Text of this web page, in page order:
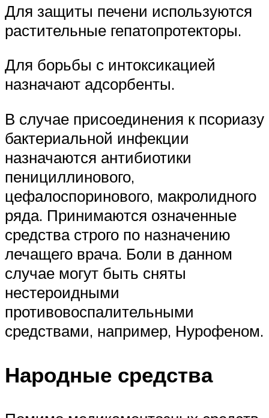
Для защиты печени используются
растительные гепатопротекторы.
Для борьбы с интоксикацией
назначают адсорбенты.
В случае присоединения к псориазу
бактериальной инфекции
назначаются антибиотики
пенициллинового,
цефалоспоринового, макролидного
ряда. Принимаются означенные
средства строго по назначению
лечащего врача. Боли в данном
случае могут быть сняты
нестероидными
противовоспалительными
средствами, например, Нурофеном.
Народные средства